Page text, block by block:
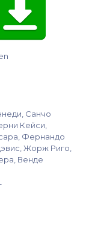
Санчо
Кейси,
Фернандо
Жорж Риго,
Венде